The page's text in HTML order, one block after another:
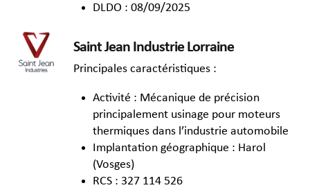
DLDO : 08/09/2025
Saint Jean Industrie Lorraine
Principales caractéristiques :
Activité : Mécanique de précision
principalement usinage pour moteurs
thermiques dans l’industrie automobile
Implantation géographique : Harol
(Vosges)
RCS : 327 114 526